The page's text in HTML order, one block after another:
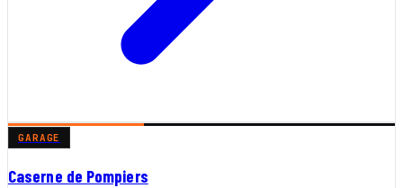
GARAGE
Caserne de Pompiers